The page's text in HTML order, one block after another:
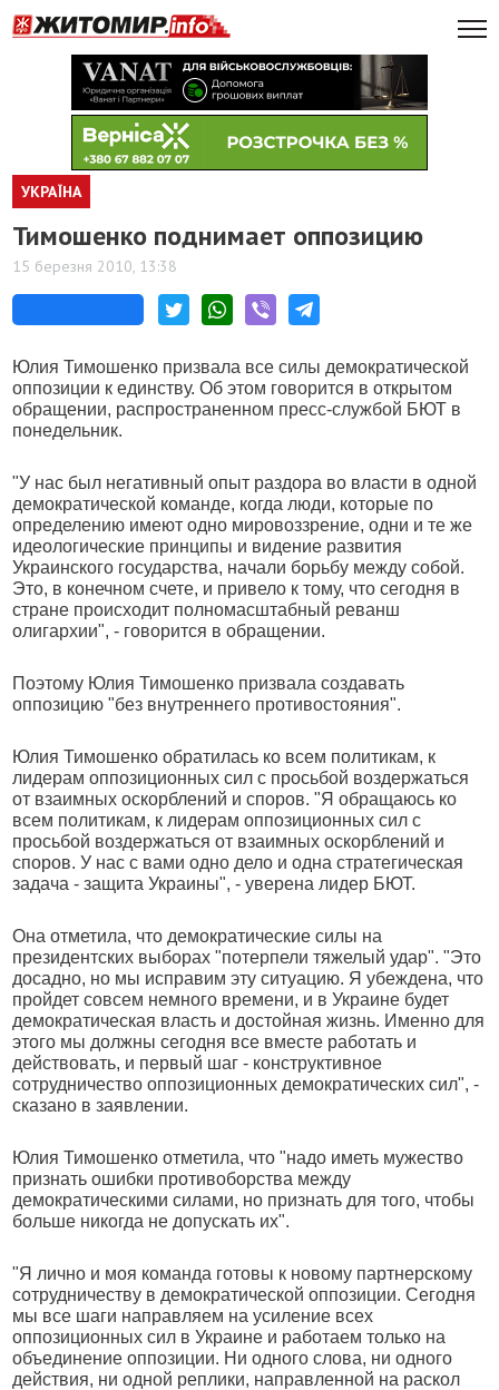
УКРАЇНА
Тимошенко поднимает оппозицию
15 березня 2010, 13:38
Юлия Тимошенко призвала все силы демократической
оппозиции к единству. Об этом говорится в открытом
обращении, распространенном пресс-службой БЮТ в
понедельник.
"У нас был негативный опыт раздора во власти в одной
демократической команде, когда люди, которые по
определению имеют одно мировоззрение, одни и те же
идеологические принципы и видение развития
Украинского государства, начали борьбу между собой.
Это, в конечном счете, и привело к тому, что сегодня в
стране происходит полномасштабный реванш
олигархии", - говорится в обращении.
Поэтому Юлия Тимошенко призвала создавать
оппозицию "без внутреннего противостояния".
Юлия Тимошенко обратилась ко всем политикам, к
лидерам оппозиционных сил с просьбой воздержаться
от взаимных оскорблений и споров. "Я обращаюсь ко
всем политикам, к лидерам оппозиционных сил с
просьбой воздержаться от взаимных оскорблений и
споров. У нас с вами одно дело и одна стратегическая
задача - защита Украины", - уверена лидер БЮТ.
Она отметила, что демократические силы на
президентских выборах "потерпели тяжелый удар". "Это
досадно, но мы исправим эту ситуацию. Я убеждена, что
пройдет совсем немного времени, и в Украине будет
демократическая власть и достойная жизнь. Именно для
этого мы должны сегодня все вместе работать и
действовать, и первый шаг - конструктивное
сотрудничество оппозиционных демократических сил", -
сказано в заявлении.
Юлия Тимошенко отметила, что "надо иметь мужество
признать ошибки противоборства между
демократическими силами, но признать для того, чтобы
больше никогда не допускать их".
"Я лично и моя команда готовы к новому партнерскому
сотрудничеству в демократической оппозиции. Сегодня
мы все шаги направляем на усиление всех
оппозиционных сил в Украине и работаем только на
объединение оппозиции. Ни одного слова, ни одного
действия, ни одной реплики, направленной на раскол